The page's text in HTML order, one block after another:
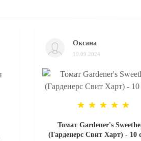
Оксана
19.09.2024
Томат Gardener's
(Гарденерс Свит Харт) - 10